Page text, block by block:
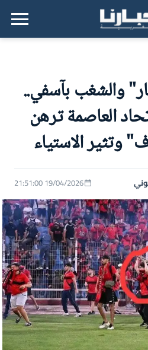
القائمة الرئيسية
والشغب بآسفي..
العاصمة ترهن
وتثير الاستياء
19/04/2026 21:51:00